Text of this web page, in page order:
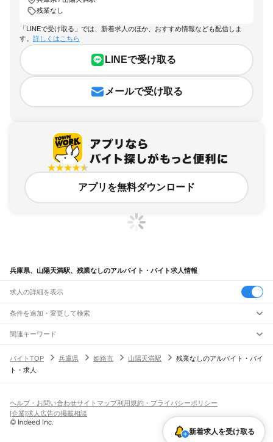
残業なし
「LINEで受け取る」では、新着求人のほか、おすすめ情報なども配信しま
す。 詳しくはこちら
LINEで受け取る
メールで受け取る
アプリを無料ダウンロード
兵庫県、山陽天満駅、残業なしのアルバイト・バイト求人情報
求人の詳細を表示
条件を追加・変更して検索
市区町村を追加・変更
兵庫県すべて
神戸市
西脇市宝塚市三木市高砂市川西市小野市三田市加西市丹波篠山市
丹波市南あわじ市朝来市 たつの市川辺郡多可郡加古郡
神崎郡揖保郡
駅を追加・変更
JR神戸線(神戸～姫路)
神戸駅 兵庫駅 須磨駅 塩屋駅
東加古川駅 加古川駅宝殿駅曽根駅
職種を追加・変更
飲食・フードサービスすべて
ホールスタッフキッチンスタッフ
パン屋（ベーカリー）
バー（BAR）・バーテンダー
飲食店（店長・マネージャー）
人気
日払いOK高校生歓迎 髪型・髪色自由
留学生・外国人活躍中
雇用形態を追加・変更
関連キーワード
バイトTOP
兵庫県 姫路市 山陽天満駅
残業なしのアルバイト・バイ
ト・求人
新着求人を受け取る
ヘルプ・お問い合わせサイトマップ利用規約・プライバシーポリシー
[企業]求人広告の掲載相談